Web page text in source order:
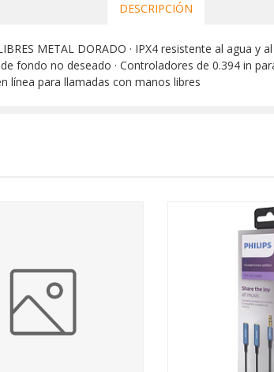
DESCRIPCIÓN
METAL DORADO · IPX4 resistente al agua
fondo no deseado · Controladores de 0.394 in
línea para llamadas con manos libres